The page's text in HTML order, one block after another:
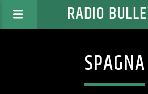
RADIO
SPAGNA